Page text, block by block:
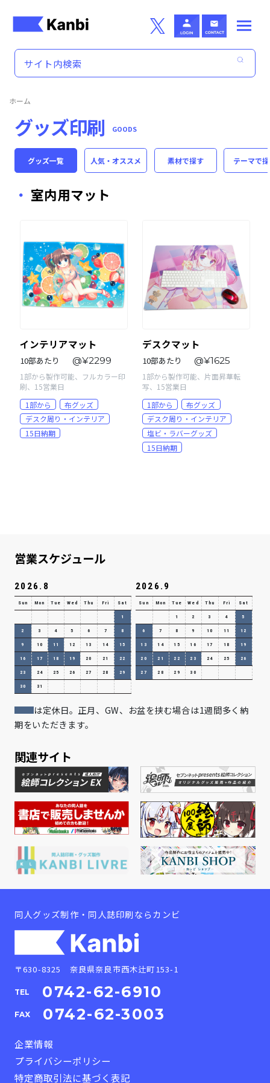
ホーム
グッズ印刷 GOODS
グッズ一覧 人気・オススメ 素材で探す テーマで
室内用マット
インテリアマット
10部あたり @¥2299
1部から製作可能、フルカラー印
刷、15営業日
1部から
布グッズ
デスク周り・インテリア
15日納期
デスクマット
10部あたり @¥1625
1部から製作可能、片面昇華転
写、15営業日
1部から
布グッズ
デスク周り・インテリア
塩ビ・ラバーグッズ
15日納期
営業スケジュール
2026.8
Sun Mon Tue Wed Thu Fri Sat
1
2 3 4 5 6 7 8
9 10 11 12 13 14 15
16 17 18 19 20 21 22
23 24 25 26 27 28 29
30 31
2026.9
Sun Mon Tue Wed Thu Fri Sat
1 2 3 4 5
6 7 8 9 10 11 12
13 14 15 16 17 18 19
20 21 22 23 24 25 26
27 28 29 30
は定休日。正月、GW、お盆を挟む場合は1週間多く納
期をいただきます。
関連サイト
同人グッズ制作・同人誌印刷ならカンビ
〒630-8325 奈良県奈良市西木辻町153-1
TEL 0742-62-6910
FAX 0742-62-3003
企業情報
プライバシーポリシー
特定商取引法に基づく表記